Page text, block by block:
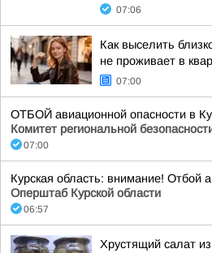
07:06
Как выселить
не проживает в
07:00
ОТБОЙ авиационной опасности в
Комитет региональной
07:00
Курская область: внимание! Отбой
Оперштаб Курской области
06:57
Хрустящий салат